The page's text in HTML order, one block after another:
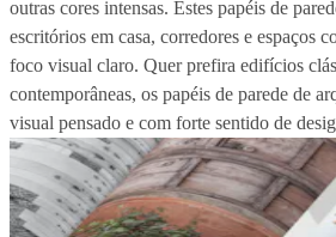
outras cores intensas. Estes papéis de
escritórios em casa, corredores e espaços
foco visual claro. Quer prefira edifícios
contemporâneas, os papéis de parede de
visual pensado e com forte sentido de